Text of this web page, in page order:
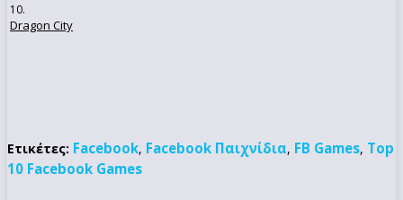
10.
Dragon City
Ετικέτες: Facebook, Facebook Παιχνίδια, FB Games, Top
10 Facebook Games